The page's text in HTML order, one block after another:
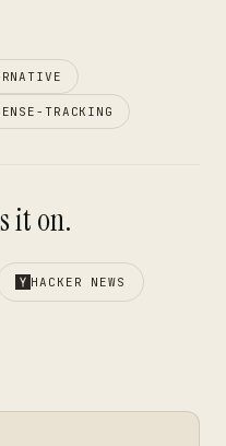
TRACKING
it on.
HACKER NEWS